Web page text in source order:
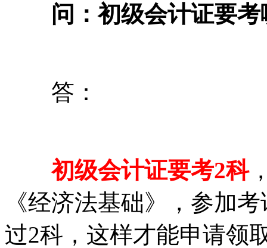
问：初级会计证要考
答：
初级会计证要考2科
《经济法基础》，参加
过2科，这样才能申请领